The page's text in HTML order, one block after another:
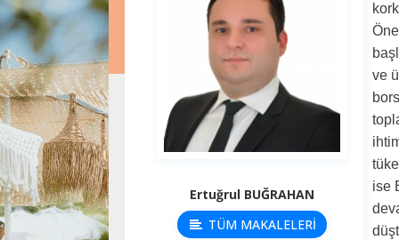
Ertuğrul BUĞRAHAN
TÜM MAKALELERİ
ve
ise